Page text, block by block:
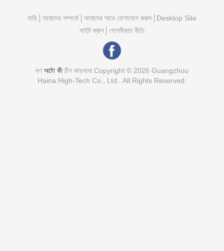
বাড়ি আমাদের সম্পর্কে আমাদের সাথে যোগাযোগ করুন
Desktop Site
সাইট ম্যাপ
গোপনীয়তা নীতি
গুণঅটো কীচীন কারখানা.Copyright © 2026 Guangzhou
Haina High-Tech Co., Ltd.. All Rights Reserved.